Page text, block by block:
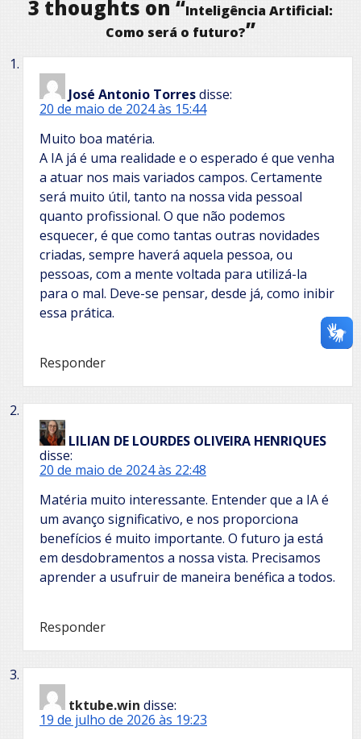
3 thoughts on “Inteligência Artificial:
Como será o futuro?”
José Antonio Torresdisse:
20 de maio de 2024 às 15:44
Muito boa matéria.
A IA já é uma realidade e o esperado é que venha
a atuar nos mais variados campos. Certamente
será muito útil, tanto na nossa vida pessoal
quanto profissional. O que não podemos
esquecer, é que como tantas outras novidades
criadas, sempre haverá aquela pessoa, ou
pessoas, com a mente voltada para utilizá-la
para o mal. Deve-se pensar, desde já, como inibir
essa prática.
Responder
LILIAN DE LOURDES OLIVEIRA HENRIQUES
disse:
20 de maio de 2024 às 22:48
Matéria muito interessante. Entender que a IA é
um avanço significativo, e nos proporciona
benefícios é muito importante. O futuro ja está
em desdobramentos a nossa vista. Precisamos
aprender a usufruir de maneira benéfica a todos.
Responder
tktube.win disse:
19 de julho de 2026 às 19:23